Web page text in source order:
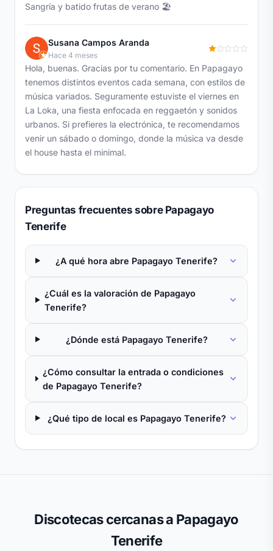
Sangría y batido frutas de verano 🏖
Susana Campos Aranda
Hace 4 meses
Hola, buenas. Gracias por tu comentario. En Papagayo
tenemos distintos eventos cada semana, con estilos de
música variados. Seguramente estuviste el viernes en
La Loka, una fiesta enfocada en reggaetón y sonidos
urbanos. Si prefieres la electrónica, te recomendamos
venir un sábado o domingo, donde la música va desde
el house hasta el minimal.
Preguntas frecuentes sobre Papagayo
Tenerife
¿A qué hora abre Papagayo Tenerife?
¿Cuál es la valoración de Papagayo
Tenerife?
¿Dónde está Papagayo Tenerife?
¿Cómo consultar la entrada o condiciones
de Papagayo Tenerife?
¿Qué tipo de local es Papagayo Tenerife?
Discotecas cercanas a Papagayo
Tenerife